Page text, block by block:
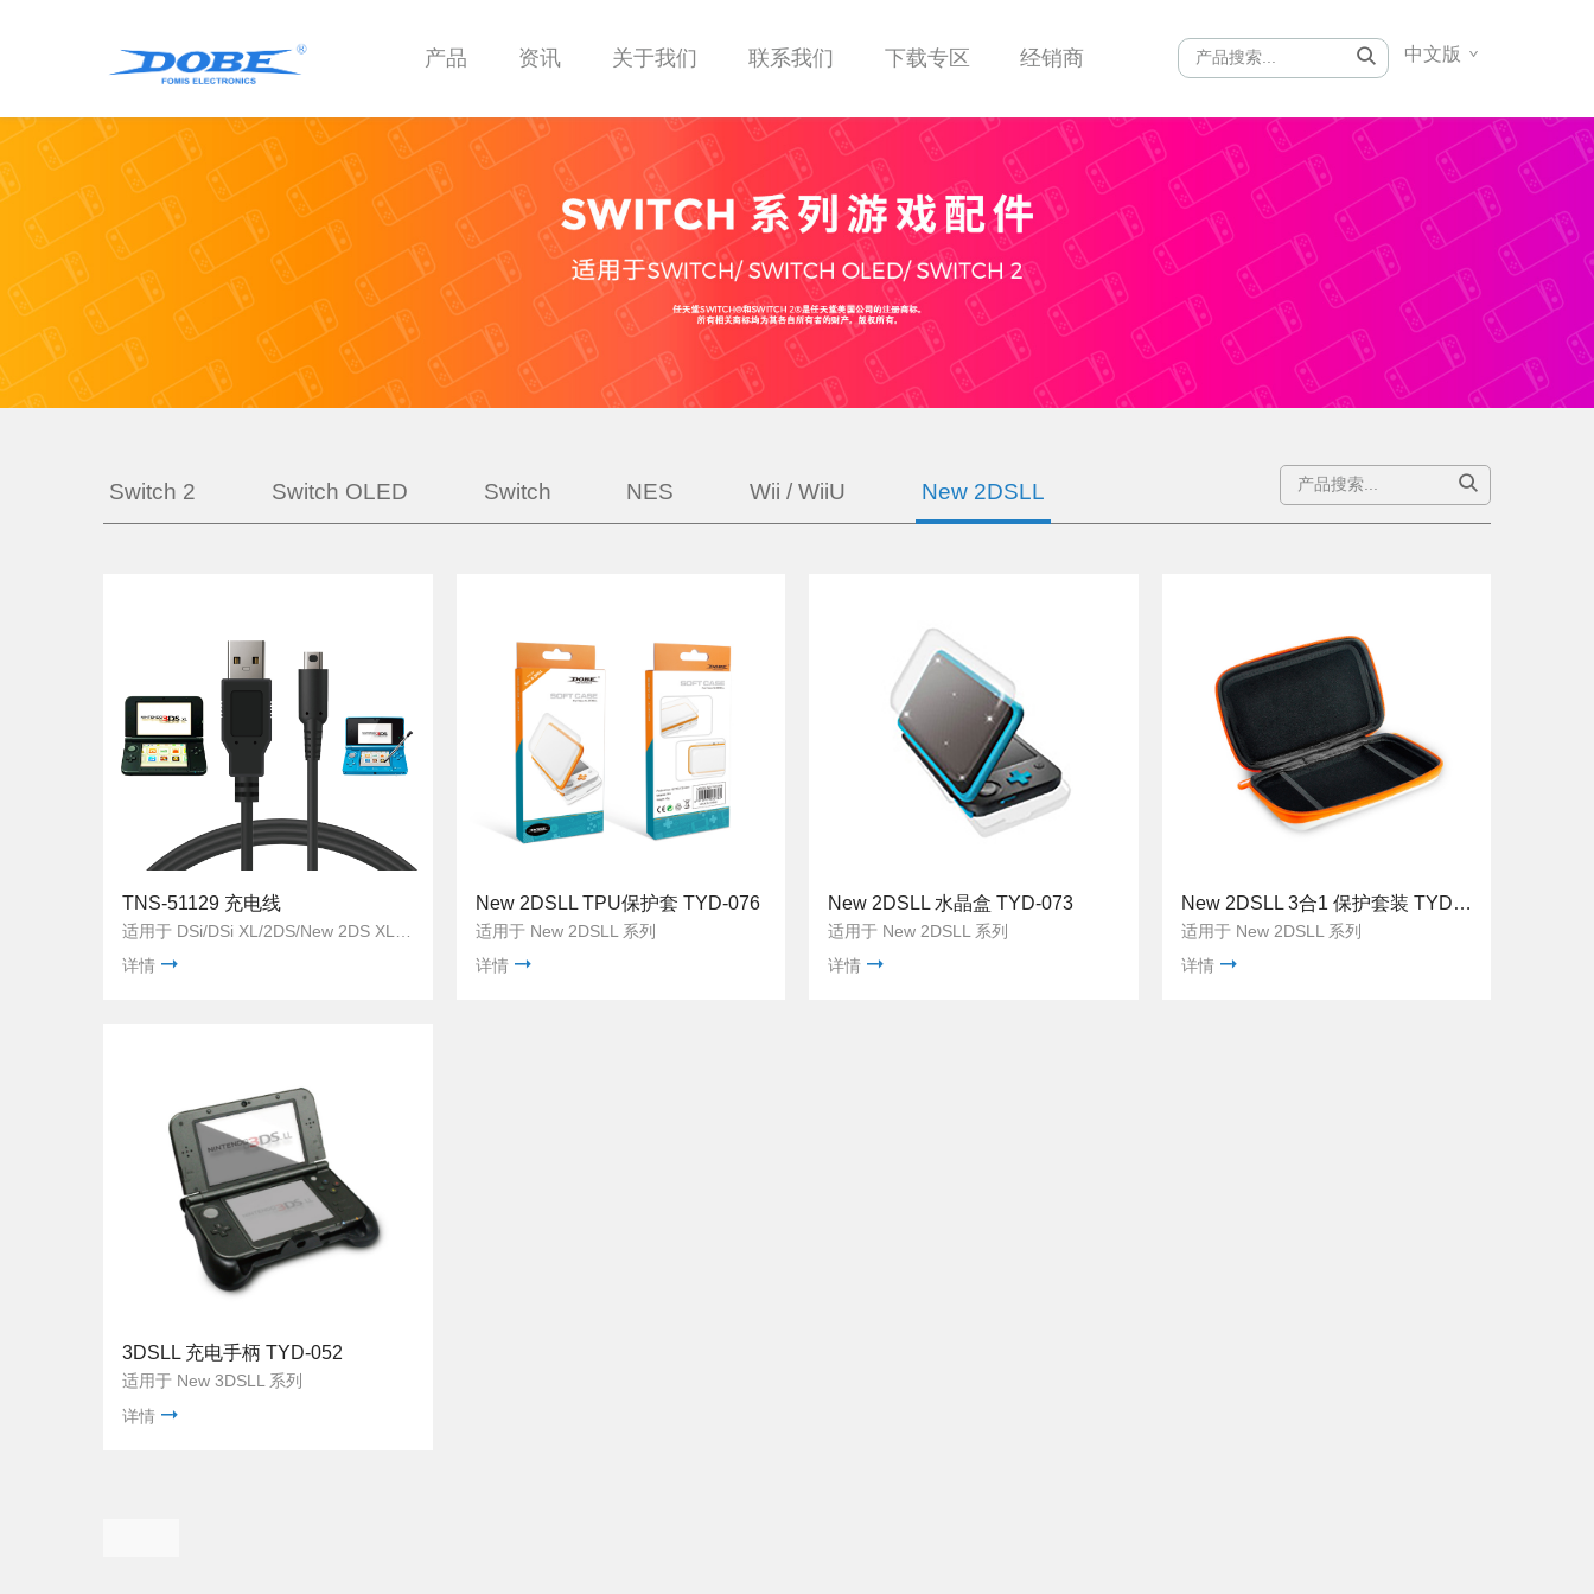
产品 资讯 关于我们 联系我们 下载专区 经销商 中文版
Switch 2 Switch OLED Switch NES Wii / WiiU New 2DSLL
TNS-51129 充电线
详情
New 2DSLL TPU保护套 TYD-076
适用于 New 2DSLL 系列
详情
New 2DSLL 水晶盒 TYD-073
适用于 New 2DSLL 系列
详情
New 2DSLL 3合1 保护套装 TYD-055
适用于 New 2DSLL 系列
详情
3DSLL 充电手柄 TYD-052
适用于 New 3DSLL 系列
详情